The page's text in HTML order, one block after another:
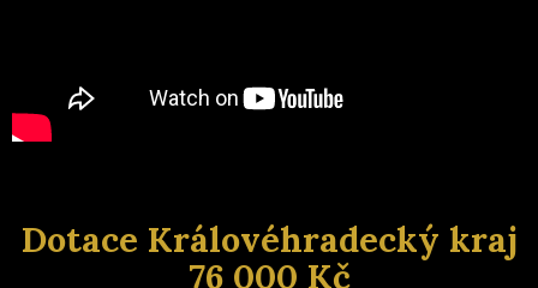
Dotace Královéhradecký kraj
76 000 Kč